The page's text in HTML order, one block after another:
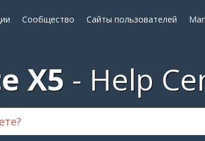
Сообщество Сайты пользователей
X5 Help